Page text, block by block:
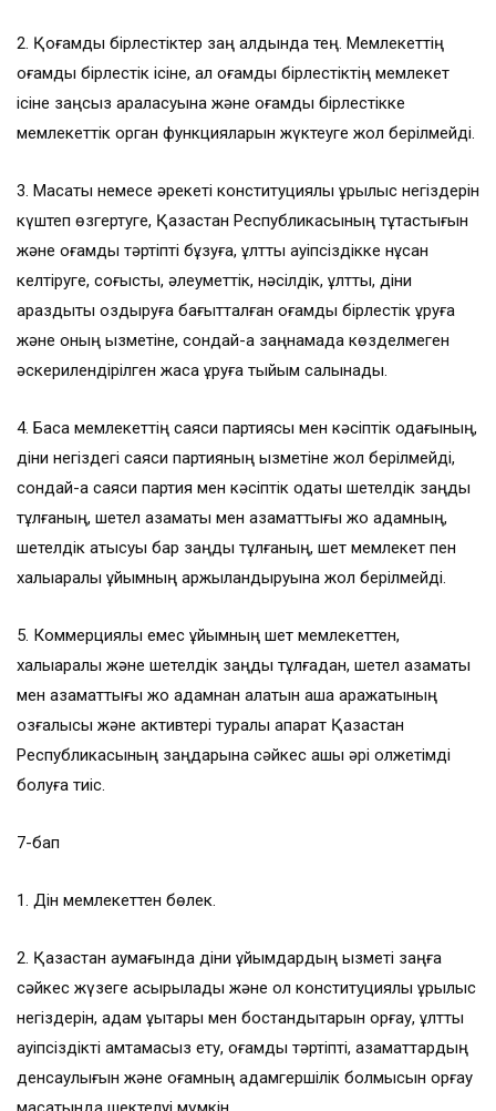
2. Қоғамдық бірлестіктер заң алдында тең. Мемлекеттің
қоғамдық бірлестік ісіне, ал қоғамдық бірлестіктің мемлекет
ісіне заңсыз араласуына және қоғамдық бірлестікке
мемлекеттік орган функцияларын жүктеуге жол берілмейді.
3. Мақсаты немесе әрекеті конституциялық құрылыс негіздерін
күштеп өзгертуге, Қазақстан Республикасының тұтастығын
және қоғамдық тәртіпті бұзуға, ұлттық қауіпсіздікке нұқсан
келтіруге, соғысты, әлеуметтік, нәсілдік, ұлттық, діни
араздықты қоздыруға бағытталған қоғамдық бірлестік құруға
және оның қызметіне, сондай-ақ заңнамада көзделмеген
әскерилендірілген жасақ құруға тыйым салынады.
4. Басқа мемлекеттің саяси партиясы мен кәсіптік одағының,
діни негіздегі саяси партияның қызметіне жол берілмейді,
сондай-ақ саяси партия мен кәсіптік одақты шетелдік заңды
тұлғаның, шетел азаматы мен азаматтығы жоқ адамның,
шетелдік қатысуы бар заңды тұлғаның, шет мемлекет пен
халықаралық ұйымның қаржыландыруына жол берілмейді.
5. Коммерциялық емес ұйымның шет мемлекеттен,
халықаралық және шетелдік заңды тұлғадан, шетел азаматы
мен азаматтығы жоқ адамнан алатын ақша қаражатының
қозғалысы және активтері туралы ақпарат Қазақстан
Республикасының заңдарына сәйкес ашық әрі қолжетімді
болуға тиіс.
7-бап
1. Дін мемлекеттен бөлек.
2. Қазақстан аумағында діни ұйымдардың қызметі заңға
сәйкес жүзеге асырылады және ол конституциялық құрылыс
негіздерін, адам құқықтары мен бостандықтарын қорғау, ұлттық
қауіпсіздікті қамтамасыз ету, қоғамдық тәртіпті, азаматтардың
денсаулығын және қоғамның адамгершілік болмысын қорғау